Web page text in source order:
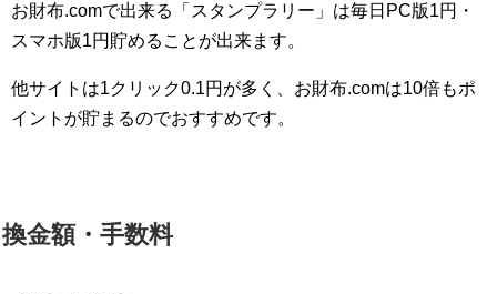
お財布.comで出来る「スタンプラリー」は毎日PC版1円・
スマホ版1円貯めることが出来ます。
他サイトは1クリック0.1円が多く、お財布.comは10倍もポ
イントが貯まるのでおすすめです。
換金額・手数料